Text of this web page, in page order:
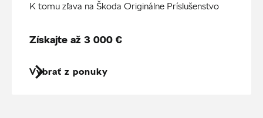
K tomu zľava na Škoda Originálne Príslušenstvo
Získajte až 3 000 €
Vybrať z ponuky